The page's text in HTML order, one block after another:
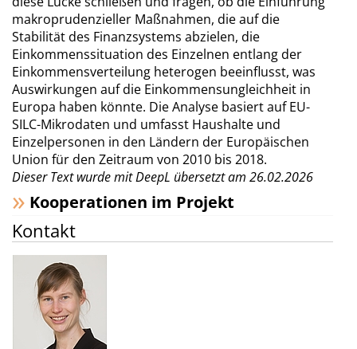
makroprudenzieller Maßnahmen, die auf die
Stabilität des Finanzsystems abzielen, die
Einkommenssituation des Einzelnen entlang der
Einkommensverteilung heterogen beeinflusst, was
Auswirkungen auf die Einkommensungleichheit in
Europa haben könnte. Die Analyse basiert auf EU-
SILC-Mikrodaten und umfasst Haushalte und
Einzelpersonen in den Ländern der Europäischen
Union für den Zeitraum von 2010 bis 2018.
Dieser Text wurde mit DeepL übersetzt am 26.02.2026
Kooperationen im Projekt
Kontakt